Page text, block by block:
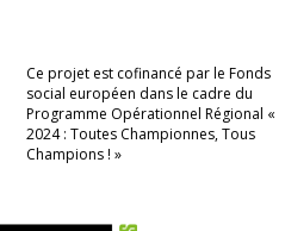
Ce projet est cofinancé par le Fonds
social européen dans le cadre du
Programme Opérationnel Régional «
2024 : Toutes Championnes, Tous
Champions ! »